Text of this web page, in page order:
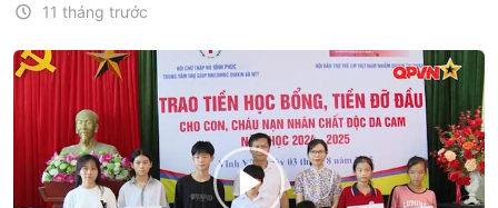
11 tháng trước